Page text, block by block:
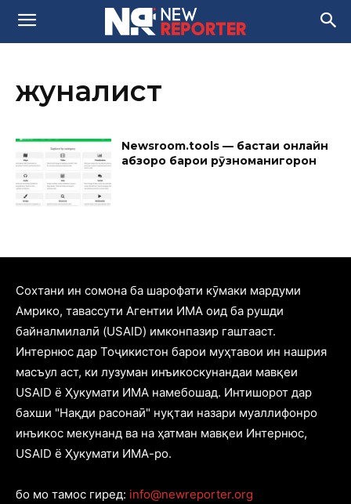
жуналист
Newsroom.tools — бастаи онлайн
абзорҳо барои рӯзноманигорон
Cохтани ин сомона ба шарофати кӯмаки мардуми
Амрико, тавассути Агентии ИМА оид ба рушди
байналмилалӣ (USAID) имконпазир гаштааст.
Интернюс дар Тоҷикистон барои муҳтавои ин нашрия
масъул аст, ки лузуман инъикоскунандаи мавқеи
USAID ё Ҳукумати ИМА намебошад. Интишорот дар
бахши "Нақди расонаӣ" нуқтаи назари муаллифонро
инъикос мекунанд ва на ҳатман мавқеи Интернюс,
USAID ё Ҳукумати ИМА-ро.
бо мо тамос гиред: info@newreporter.org